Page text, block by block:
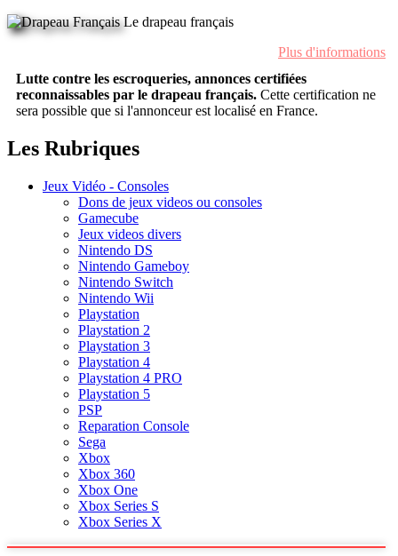
Le drapeau français
Plus d'informations
Lutte contre les escroqueries, annonces certifiées
reconnaissables par le drapeau français. Cette certification ne
sera possible que si l'annonceur est localisé en France.
Les Rubriques
Jeux Vidéo - Consoles
Dons de jeux videos ou consoles
Gamecube
Jeux videos divers
Nintendo DS
Nintendo Gameboy
Nintendo Switch
Nintendo Wii
Playstation
Playstation 2
Playstation 3
Playstation 4
Playstation 4 PRO
Playstation 5
PSP
Reparation Console
Sega
Xbox
Xbox 360
Xbox One
Xbox Series S
Xbox Series X